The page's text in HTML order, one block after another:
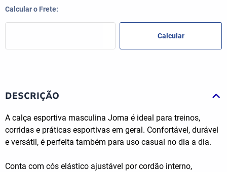
DESCRIÇÃO
A calça esportiva masculina Joma é ideal para treinos,
corridas e práticas esportivas em geral. Confortável, durável
e versátil, é perfeita também para uso casual no dia a dia.
Conta com cós elástico ajustável por cordão interno,